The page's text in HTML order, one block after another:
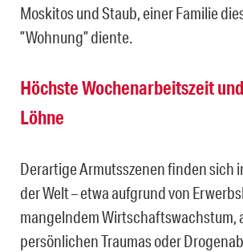
Moskitos und Staub, einer Familie
”Wohnung” diente.
Höchste Wochenarbeitszeit
Löhne
Derartige Armutsszenen finden sich
der Welt – etwa aufgrund von
mangelndem Wirtschaftswachstum,
persönlichen Traumas oder